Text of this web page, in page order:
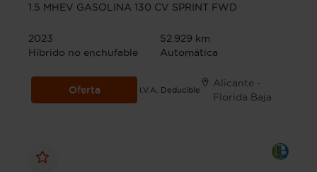
1.5 MHEV GASOLINA 130 CV SPRINT FWD
2023
52.929 km
Híbrido no enchufable
Automática
Oferta I.V.A. Deducible
Alicante -
Florida Baja